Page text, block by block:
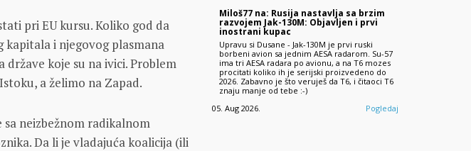
pri EU kursu. Koliko god da
i njegovog plasmana
države koje su na ivici. Problem
a želimo na Zapad.
sa neizbežnom radikalnom
Da li je vladajuća koalicija (ili
Miloš77 na: Rusija nastavlja sa brzim
razvojem Jak-130M: Objavljen i prvi
inostrani kupac
Upravu si Dusane - Jak-130M je prvi ruski
borbeni avion sa jednim AESA radarom. Su-57
ima tri AESA radara po avionu, a na T6 mozes
procitati koliko ih je serijski proizvedeno do
2026. Zabavno je što veruješ da T6, i čitaoci T6
znaju manje od tebe :-)
05. Aug 2026.
Pogledaj